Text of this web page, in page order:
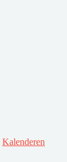
Kalenderen